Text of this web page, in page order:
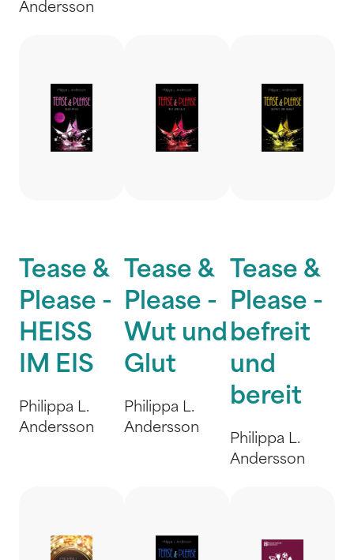
Andersson
Tease &
Please -
HEISS
IM EIS
Philippa L.
Andersson
Tease &
Please -
Wut und
Glut
Philippa L.
Andersson
Tease &
Please -
befreit
und
bereit
Philippa L.
Andersson